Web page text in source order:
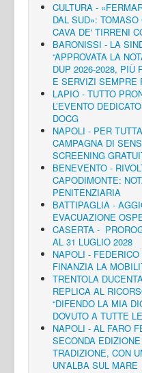
CULTURA -
DAL SUD»:
CAVA DE' TIRRENI
BARONISSI - LA
“APPROVATA LA
DUP 2026-2028, PIÙ
E SERVIZI SEMPRE
LAPIO - TUTTO
L’EVENTO
DOCG
NAPOLI - PER
CAMPAGNA DI
SCREENING
BENEVENTO -
CAPODIMONTE:
PENITENZIARIA
BATTIPAGLIA -
EVACUAZIONE
CASERTA -
AL 31 LUGLIO 2028
NAPOLI -
FINANZIA LA
TRENTOLA
REPLICA AL
“DIFENDO LA MIA
DOVUTO A TUTTE
NAPOLI - AL FARO
SECONDA
TRADIZIONE, CON
UN’ALBA SUL MARE